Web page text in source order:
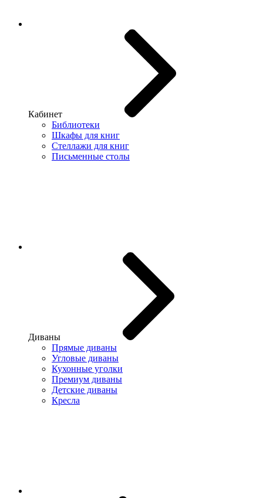
Кабинет
Библиотеки
Шкафы для книг
Стеллажи для книг
Письменные столы
Диваны
Прямые диваны
Угловые диваны
Кухонные уголки
Премиум диваны
Детские диваны
Кресла